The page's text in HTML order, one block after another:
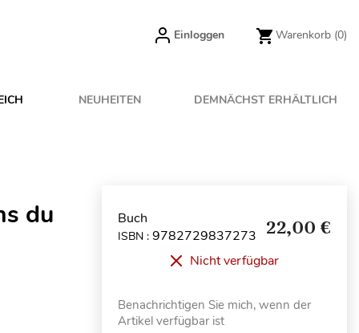
Einloggen Warenkorb (0)
NEUHEITEN DEMNÄCHST ERHÄLTLICH
du Buch
ISBN : 9782729837273 22,00 €
Nicht verfügbar
Benachrichtigen Sie mich, wenn der
Artikel verfügbar ist